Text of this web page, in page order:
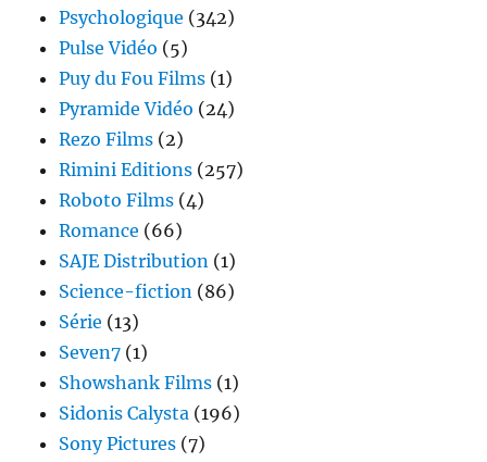
Psychologique (342)
Pulse Vidéo (5)
Puy du Fou Films (1)
Pyramide Vidéo (24)
Rezo Films (2)
Rimini Editions (257)
Roboto Films (4)
Romance (66)
SAJE Distribution (1)
Science-fiction (86)
Série (13)
Seven7 (1)
Showshank Films (1)
Sidonis Calysta (196)
Sony Pictures (7)